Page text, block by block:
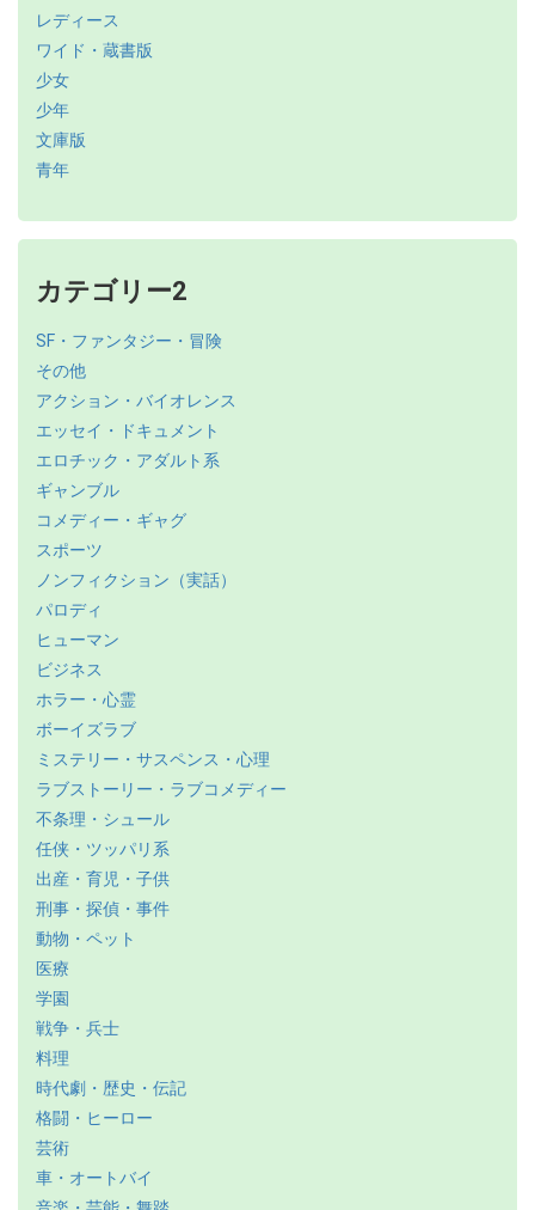
レディース
ワイド・蔵書版
少女
少年
文庫版
青年
カテゴリー2
SF・ファンタジー・冒険
その他
アクション・バイオレンス
エッセイ・ドキュメント
エロチック・アダルト系
ギャンブル
コメディー・ギャグ
スポーツ
ノンフィクション（実話）
パロディ
ヒューマン
ビジネス
ホラー・心霊
ボーイズラブ
ミステリー・サスペンス・心理
ラブストーリー・ラブコメディー
不条理・シュール
任侠・ツッパリ系
出産・育児・子供
刑事・探偵・事件
動物・ペット
医療
学園
戦争・兵士
料理
時代劇・歴史・伝記
格闘・ヒーロー
芸術
車・オートバイ